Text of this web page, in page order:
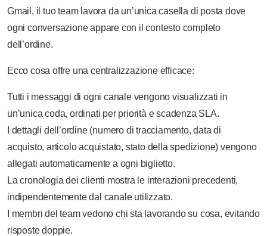
Gmail, il tuo team lavora da un’unica casella di posta dove
ogni conversazione appare con il contesto completo
dell’ordine.
Ecco cosa offre una centralizzazione efficace:
Tutti i messaggi di ogni canale vengono visualizzati in
un’unica coda, ordinati per priorità e scadenza SLA.
I dettagli dell’ordine (numero di tracciamento, data di
acquisto, articolo acquistato, stato della spedizione) vengono
allegati automaticamente a ogni biglietto.
La cronologia dei clienti mostra le interazioni precedenti,
indipendentemente dal canale utilizzato.
I membri del team vedono chi sta lavorando su cosa, evitando
risposte doppie.